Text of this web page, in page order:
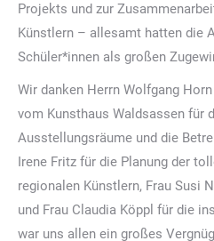
Projekts und zur
Künstlern – allesamt hatten die
Schüler*innen als großen
Wir danken Herrn Wolfgang
vom Kunsthaus Waldsassen für
Ausstellungsräume und die
Irene Fritz für die Planung der
regionalen Künstlern, Frau Susi
und Frau Claudia Köppl für die
war uns allen ein großes